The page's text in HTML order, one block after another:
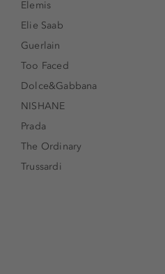
Elemis
Elie Saab
Guerlain
Too Faced
Dolce&Gabbana
NISHANE
Prada
The Ordinary
Trussardi